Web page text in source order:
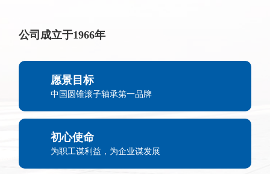
公司成立于1966年
愿景目标
中国圆锥滚子轴承第一品牌
初心使命
为职工谋利益，为企业谋发展